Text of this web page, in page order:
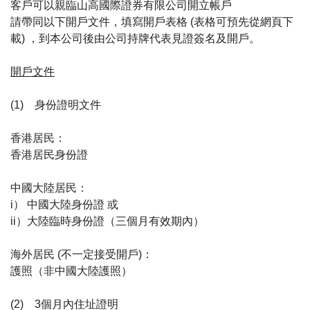
客戶可以親臨山高國際證券有限公司 開立帳戶
請帶同以下開戶文件，填寫開戶表格 (表格可預先從網頁下
載) ，到本公司後由公司持牌代表見證簽名及開戶。
開戶文件
(1) 身份證明文件
香港居民：
香港居民身份證
中國大陸居民：
i） 中國大陸身份證 或
ii）大陸臨時身份證（三個月有效期內）
海外居民 (不一定接受開戶)：
護照（非中國大陸護照）
(2) 3個月內住址證明